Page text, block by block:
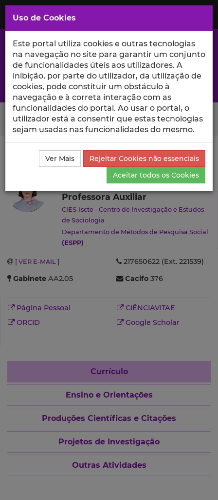
Saltar
para
Conteúdo
Principal
A excelência da investigação e ciência no Iscte
Search Button
Ciência_Iscte Autores Magda Nico Currículo
Magda Nico
Professora Auxiliar
CIES-Iscte - Centro de Investigação e Estudos
de Sociologia
Departamento de Métodos de Pesquisa Social
(ESPP)
[ VER E-MAIL ]
217650622 (Ext. 221539)
Gabinete AA2.05 Cacifo 376
Página Pessoal
CIÊNCIAVITAE
ORCID
Google Scholar
Currículo
Ensino e Orientações
Produções Científicas e Citações
Projetos de Investigação
Outras Atividades
Uso de Cookies
Este portal utiliza cookies e outras tecnologias
na navegação no site para garantir um conjunto
de funcionalidades úteis aos utilizadores. A
inibição, por parte do utilizador, da utilização de
cookies, pode constituir um obstáculo à
navegação e à correta interação com as
funcionalidades do portal. Ao usar o portal, o
utilizador está a consentir que estas tecnologias
sejam usadas nas funcionalidades do mesmo.
Ver Mais
Rejeitar Cookies não essenciais
Aceitar todos os Cookies